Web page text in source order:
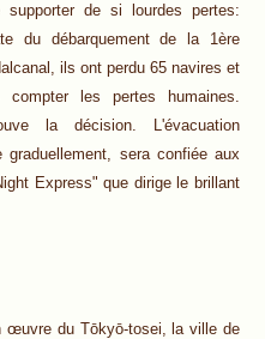
de si lourdes pertes:
du débarquement de la 1ère
ils ont perdu 65 navires et
les pertes humaines.
la décision. L'évacuation
sera confiée aux
Express" que dirige le brillant
œuvre du Tōkyō-tosei, la ville de